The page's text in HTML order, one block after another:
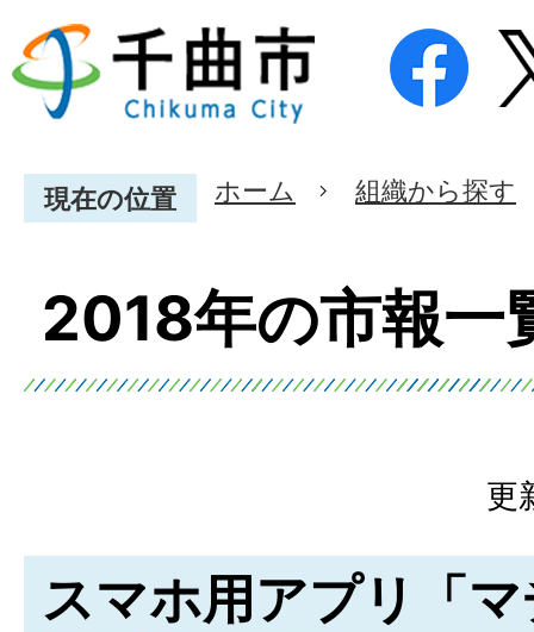
現在の位置 ホーム 組織から探す
2018年の市報一
更
スマホ用アプリ「